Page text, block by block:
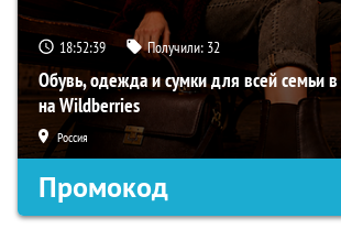
18:52:39 Получили: 32
Обувь, одежда и сумки для всей семьи в
на Wildberries
Россия
Промокод